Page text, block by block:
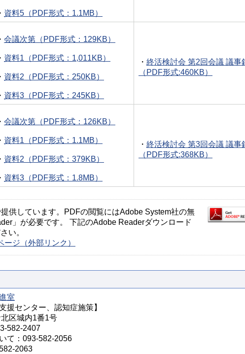
・ 資料5（PDF形式：1.1MB）
・ 会議次第（PDF形式：129KB）
・ 資料1（PDF形式：1,011KB）
・ 資料2（PDF形式：250KB）
・ 資料3（PDF形式：245KB）
・ 終活検討会 第2回会議 議事
（PDF形式:460KB）
・ 会議次第（PDF形式：126KB）
・ 資料1（PDF形式：1.1MB）
・ 資料2（PDF形式：379KB）
・ 資料3（PDF形式：1.8MB）
・ 終活検討会 第3回会議 議事
（PDF形式:368KB）
供しています。PDFの閲覧にはAdobe System社の無
」が必要です。 下記のAdobe Readerダウンロード
い。
ジ（外部リンク）
室
援センター、認知症施策】
区城内1番1号
582-2407
て：093-582-2056
2063